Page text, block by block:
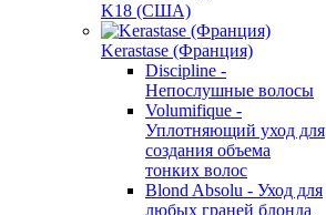
K18 (США)
Kerastase (Франция)
Discipline -
Непослушные волосы
Volumifique -
Уплотняющий уход для
создания объема
тонких волос
Blond Absolu - Уход для
любых граней блонда